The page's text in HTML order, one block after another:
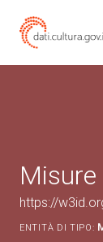
https://
ENTITÀ DI TIPO: